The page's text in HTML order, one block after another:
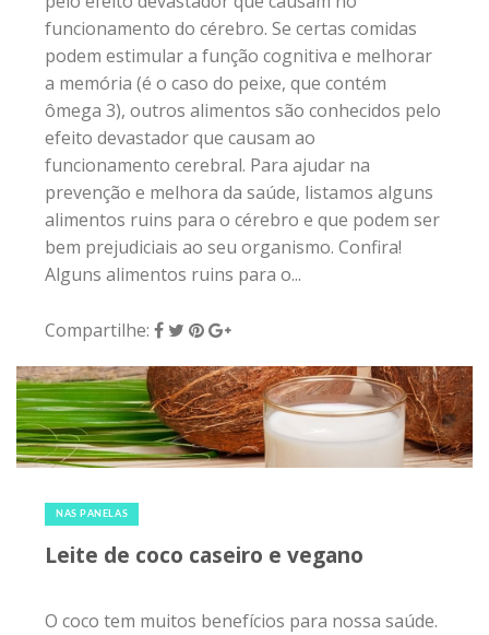
funcionamento do cérebro. Se certas comidas
podem estimular a função cognitiva e melhorar
a memória (é o caso do peixe, que contém
ômega 3), outros alimentos são conhecidos pelo
efeito devastador que causam ao
funcionamento cerebral. Para ajudar na
prevenção e melhora da saúde, listamos alguns
alimentos ruins para o cérebro e que podem ser
bem prejudiciais ao seu organismo. Confira!
Alguns alimentos ruins para o...
Compartilhe:
NAS PANELAS
Leite de coco caseiro e vegano
O coco tem muitos benefícios para nossa saúde.